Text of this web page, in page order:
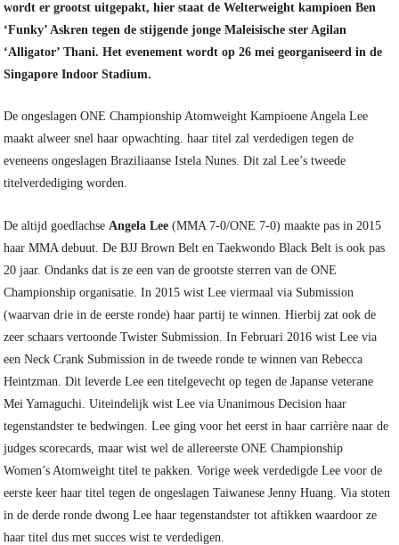
wordt er grootst uitgepakt, hier staat de Welterweight kampioen Ben
‘Funky’ Askren tegen de stijgende jonge Maleisische ster Agilan
‘Alligator’ Thani. Het evenement wordt op 26 mei georganiseerd in de
Singapore Indoor Stadium.
De ongeslagen ONE Championship Atomweight Kampioene Angela Lee
maakt alweer snel haar opwachting. haar titel zal verdedigen tegen de
eveneens ongeslagen Braziliaanse Istela Nunes. Dit zal Lee’s tweede
titelverdediging worden.
De altijd goedlachse Angela Lee (MMA 7-0/ONE 7-0) maakte pas in 2015
haar MMA debuut. De BJJ Brown Belt en Taekwondo Black Belt is ook pas
20 jaar. Ondanks dat is ze een van de grootste sterren van de ONE
Championship organisatie. In 2015 wist Lee viermaal via Submission
(waarvan drie in de eerste ronde) haar partij te winnen. Hierbij zat ook de
zeer schaars vertoonde Twister Submission. In Februari 2016 wist Lee via
een Neck Crank Submission in de tweede ronde te winnen van Rebecca
Heintzman. Dit leverde Lee een titelgevecht op tegen de Japanse veterane
Mei Yamaguchi. Uiteindelijk wist Lee via Unanimous Decision haar
tegenstandster te bedwingen. Lee ging voor het eerst in haar carrière naar de
judges scorecards, maar wist wel de allereerste ONE Championship
Women’s Atomweight titel te pakken. Vorige week verdedigde Lee voor de
eerste keer haar titel tegen de ongeslagen Taiwanese Jenny Huang. Via stoten
in de derde ronde dwong Lee haar tegenstandster tot aftikken waardoor ze
haar titel dus met succes wist te verdedigen.